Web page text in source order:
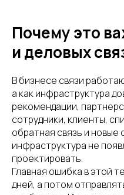
Почему это
и деловых
В бизнесе связи
а как инфраструктура
рекомендации,
сотрудники, клиенты,
обратная связь и
инфраструктура не
проектировать.
Главная ошибка в этой
дней, а потом